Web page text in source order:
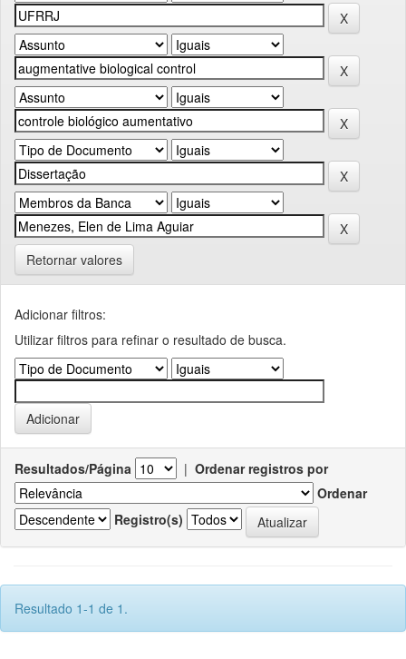
Retornar valores
Adicionar filtros:
Utilizar filtros para refinar o resultado de busca.
Resultados/Página | Ordenar registros por
Ordenar
Registro(s)
Resultado 1-1 de 1.